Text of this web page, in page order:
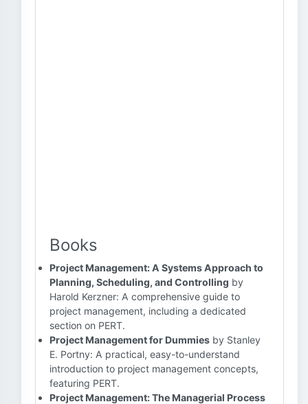
Books
Project Management: A Systems Approach to
Planning, Scheduling, and Controlling by
Harold Kerzner: A comprehensive guide to
project management, including a dedicated
section on PERT.
Project Management for Dummies by Stanley
E. Portny: A practical, easy-to-understand
introduction to project management concepts,
featuring PERT.
Project Management: The Managerial Process